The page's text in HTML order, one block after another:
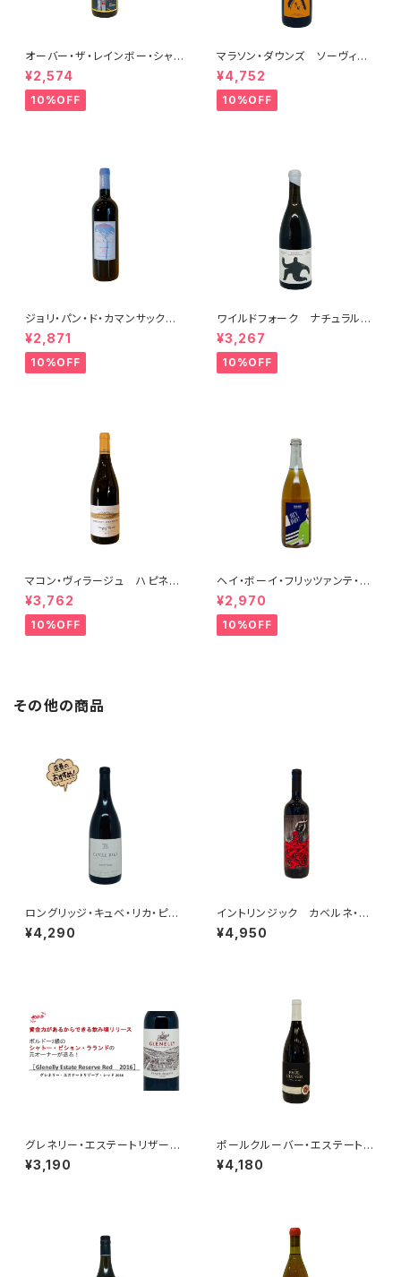
オーバー・ザ・レインボー・シャル
ドネ(午) 2025
¥2,574
10%OFF
マラソン・ダウンズ ソーヴィニ
ヨン・ブラン ペティアンナチュ
ール 2022
¥4,752
10%OFF
ジョリ・パン・ド・カマンサック 2
018
¥2,871
10%OFF
ワイルドフォーク ナチュラル
シャルドネ 2023
¥3,267
10%OFF
マコン・ヴィラージュ ハピネ
ス 2023 ブレノ・ベランジェ
¥3,762
10%OFF
ヘイ・ボーイ・フリッツァンテ・ビ
アンコ 2022 オールド・ボー
イ
¥2,970
10%OFF
その他の商品
ロングリッジ・キュベ・リカ・ピノ
ノワール 2023
¥4,290
イントリンジック カベルネ・ソ
ーヴィニヨン 2020
¥4,950
グレネリー・エステートリザー
¥3,190
ポールクルーバー・エステート・
シャルドネ 2022
¥4,180